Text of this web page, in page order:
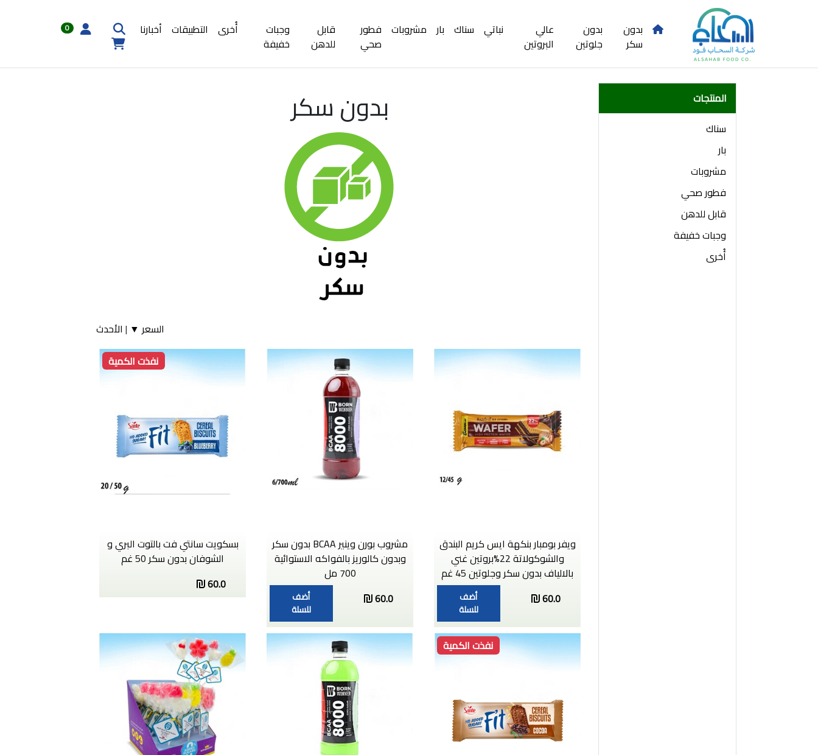
بدون
سكر
بدون
جلوتين
عالي
البروتين
نباتي سناك بار مشروبات فطور
صحي
قابل
للدهن
وجبات
خفيفة
أُخرى التطبيقات أخبارنا 0
المنتجات
سناك
بار
مشروبات
فطور صحي
قابل للدهن
وجبات خفيفة
أُخرى
بدون سكر
السعر ▼ | الأحدث
ويفر بومبار بنكهة ايس كريم البندق
والشوكولاتة 22%بروتين غني
بالالياف بدون سكر وجلوتين 45 غم
60.0
أضف
للسلة
مشروب بورن وينير BCAA بدون سكر
وبدون كالوريز بالفواكه الاستوائية
700 مل
60.0
أضف
للسلة
نفذت الكمية
بسكويت سانتي فت بالتوت البري و
الشوفان بدون سكر 50 غم
60.0
نفذت الكمية